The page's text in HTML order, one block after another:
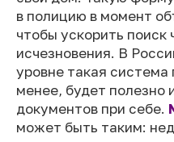
в полицию в момент
чтобы ускорить поиск
исчезновения. В
уровне такая
менее, будет полезно
документов при себе.
может быть таким: